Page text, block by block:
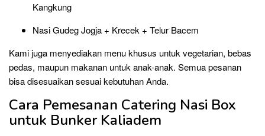
Kangkung
Nasi Gudeg Jogja + Krecek + Telur Bacem
Kami juga menyediakan menu khusus untuk vegetarian, bebas
pedas, maupun makanan untuk anak-anak. Semua pesanan
bisa disesuaikan sesuai kebutuhan Anda.
Cara Pemesanan Catering Nasi Box
untuk Bunker Kaliadem